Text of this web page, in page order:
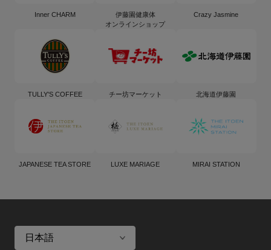
Inner CHARM
伊藤園健康体
オンラインショップ
Crazy Jasmine
TULLY'S COFFEE チー坊マーケット 北海道伊藤園
JAPANESE TEA STORE LUXE MARIAGE MIRAI STATION